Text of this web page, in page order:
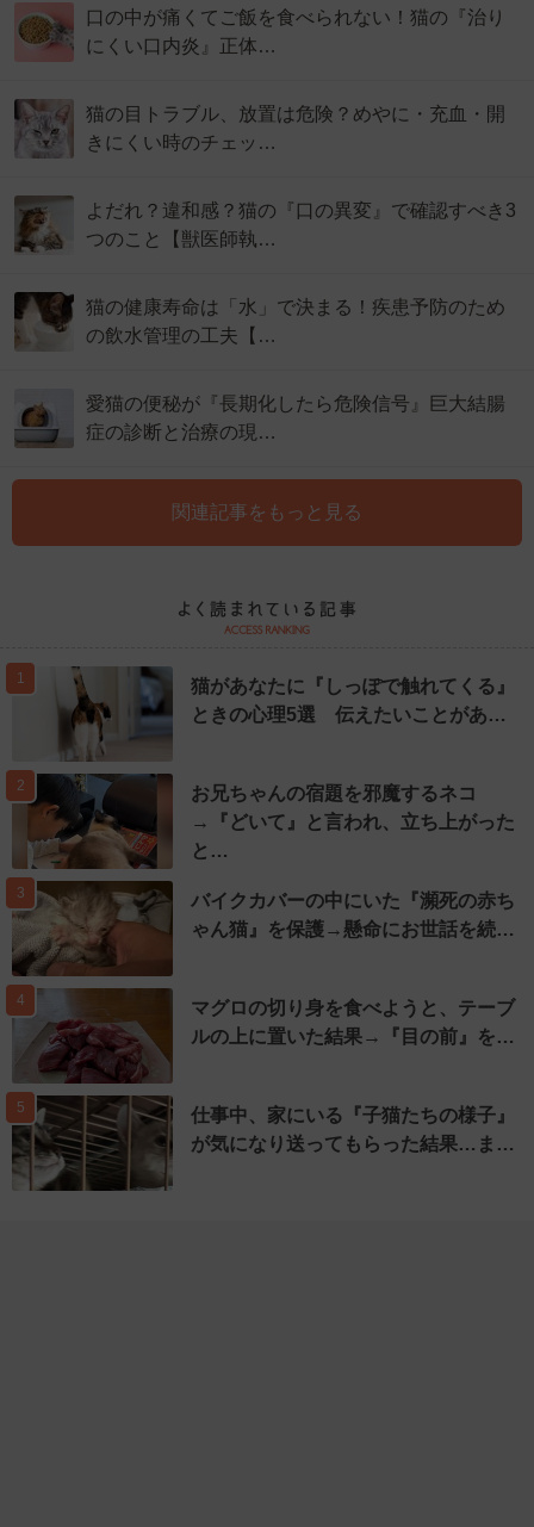
口の中が痛くてご飯を食べられない！猫の『治り
にくい口内炎』正体…
猫の目トラブル、放置は危険？めやに・充血・開
きにくい時のチェッ…
よだれ？違和感？猫の『口の異変』で確認すべき3
つのこと【獣医師執…
猫の健康寿命は「水」で決まる！疾患予防のため
の飲水管理の工夫【…
愛猫の便秘が『長期化したら危険信号』巨大結腸
症の診断と治療の現…
関連記事をもっと見る
1
猫があなたに『しっぽで触れてくる』
ときの心理5選 伝えたいことがあ…
2
お兄ちゃんの宿題を邪魔するネコ
→『どいて』と言われ、立ち上がった
と…
3
バイクカバーの中にいた『瀕死の赤ち
ゃん猫』を保護→懸命にお世話を続…
4
マグロの切り身を食べようと、テーブ
ルの上に置いた結果→『目の前』を…
5
仕事中、家にいる『子猫たちの様子』
が気になり送ってもらった結果…ま…